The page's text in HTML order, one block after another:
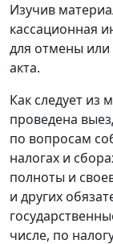
Изучив
кассационная
для отмены или
акта.
Как следует из
проведена
по вопросам
налогах и
полноты и
и других
числе, по